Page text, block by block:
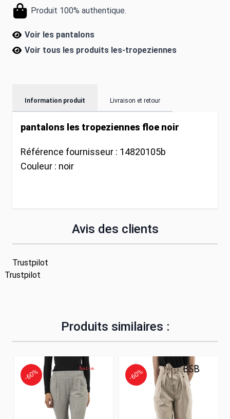
Produit 100% authentique.
Voir les pantalons
Voir tous les produits les-tropeziennes
Information produit Livraison et retour
pantalons les tropeziennes floe noir
Référence fournisseur : 14820105b
Couleur : noir
Avis des clients
Trustpilot
Trustpilot
Produits similaires :
-60% -60%